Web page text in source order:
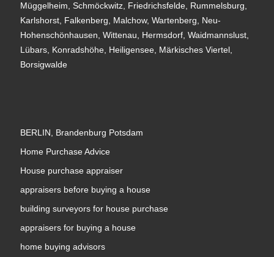
Müggelheim, Schmöckwitz, Friedrichsfelde, Rummelsburg,
Karlshorst, Falkenberg, Malchow, Wartenberg, Neu-
Hohenschönhausen, Wittenau, Hermsdorf, Waidmannslust,
Lübars, Konradshöhe, Heiligensee, Märkisches Viertel,
Borsigwalde
BERLIN, Brandenburg Potsdam
Home Purchase Advice
House purchase appraiser
appraisers before buying a house
building surveyors for house purchase
appraisers for buying a house
home buying advisors